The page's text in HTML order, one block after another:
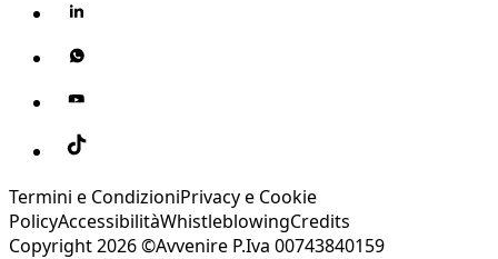
Termini e CondizioniPrivacy e Cookie
PolicyAccessibilitàWhistleblowingCredits
Copyright 2026 ©Avvenire P.Iva 00743840159